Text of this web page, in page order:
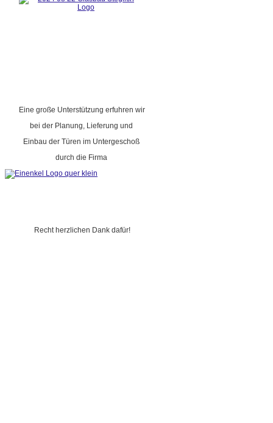
Eine große Unterstützung erfuhren wir
bei der Planung, Lieferung und
Einbau der Türen im Untergeschoß
durch die Firma
Recht herzlichen Dank dafür!